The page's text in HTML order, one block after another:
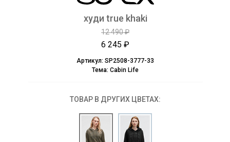
худи true khaki
12 490 ₽
6 245 ₽
Артикул: SP2508-3777-33
Тема: Cabin Life
ТОВАР В ДРУГИХ ЦВЕТАХ: